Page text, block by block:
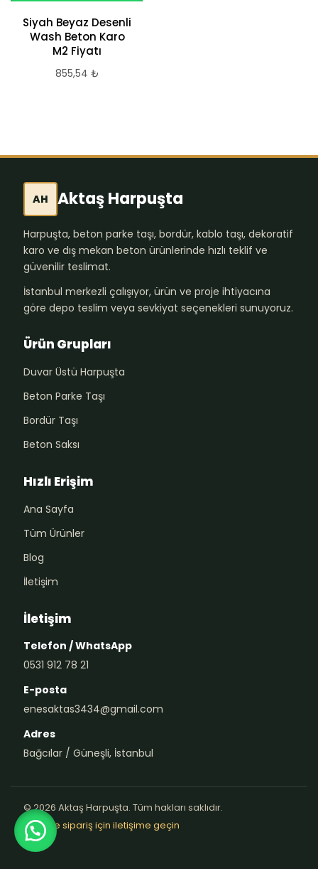
Siyah Beyaz Desenli
Wash Beton Karo
M2 Fiyatı
855,54 ₺
AH Aktaş Harpuşta
Harpuşta, beton parke taşı, bordür, kablo taşı, dekoratif
karo ve dış mekan beton ürünlerinde hızlı teklif ve
güvenilir teslimat.
İstanbul merkezli çalışıyor, ürün ve proje ihtiyacına
göre depo teslim veya sevkiyat seçenekleri sunuyoruz.
Ürün Grupları
Duvar Üstü Harpuşta
Beton Parke Taşı
Bordür Taşı
Beton Saksı
Hızlı Erişim
Ana Sayfa
Tüm Ürünler
Blog
İletişim
İletişim
Telefon / WhatsApp
0531 912 78 21
E-posta
enesaktas3434@gmail.com
Adres
Bağcılar / Güneşli, İstanbul
© 2026 Aktaş Harpuşta. Tüm hakları saklıdır.
Teklif ve sipariş için iletişime geçin